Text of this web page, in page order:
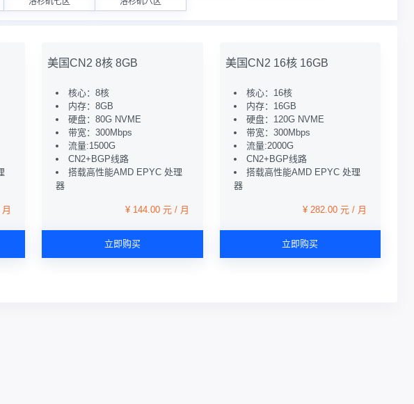
美国CN2 8核 8GB
核心：8核
内存：8GB
硬盘：80G NVME
带宽：300Mbps
流量:1500G
CN2+BGP线路
搭载高性能AMD EPYC 处理
器
¥ 144.00 元 / 月
立即购买
美国CN2 16核 16GB
核心：16核
内存：16GB
硬盘：120G NVME
带宽：300Mbps
流量:2000G
CN2+BGP线路
搭载高性能AMD EPYC 处理
器
¥ 282.00 元 / 月
立即购买